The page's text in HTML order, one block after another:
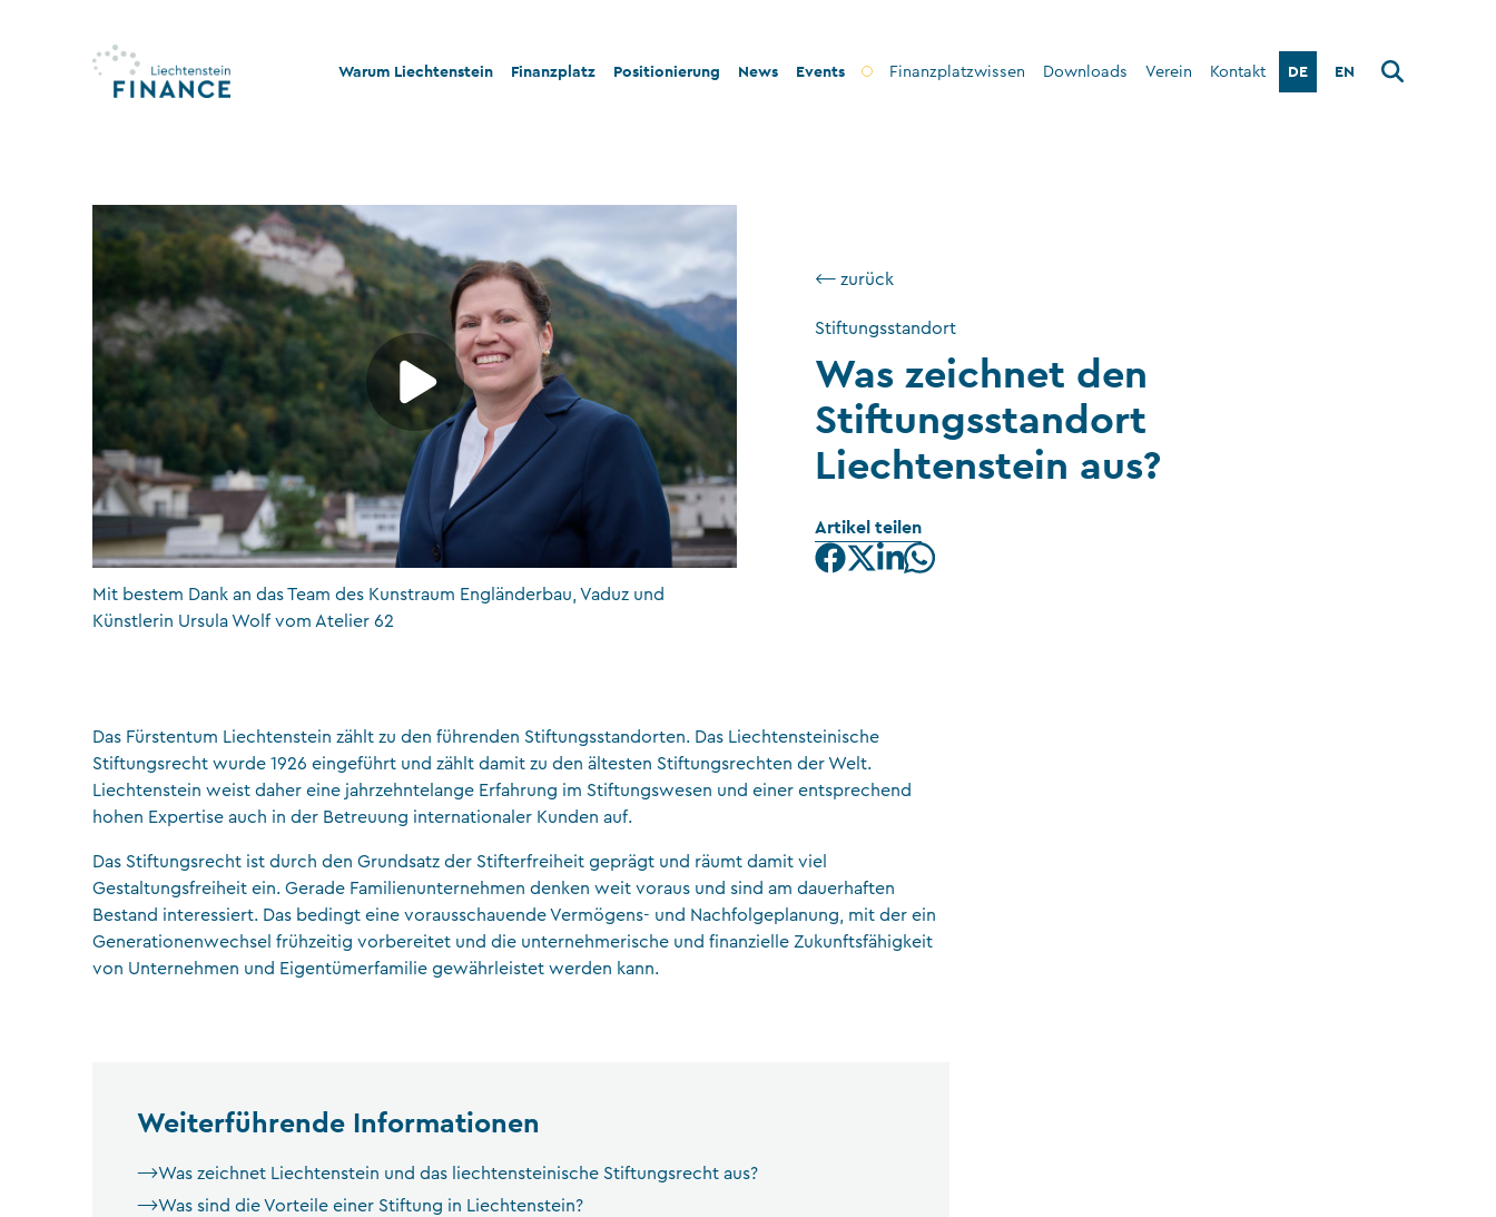
Warum Liechtenstein
Stabilität und Rechtssicherheit
Rechts- und Steuerkonformität
Nachhaltigkeit und Philanthropie
Stiftungswesen
Finanzplatz
Treuhandsektor
Vermögensverwaltung
Fondsplatz
Versicherungen
Gemeinnützige Stiftungen und Trusts
Wirtschaftsprüfung
VT-Dienstleistungen
Versicherungsvermittler
CFA Society Liechtenstein
Positionierung
Stabilität und Sicherheit
Konformität
Nachhaltigkeit
News Events Finanzplatzwissen Downloads Verein Kontakt DE EN
Mit bestem Dank an das Team des Kunstraum Engländerbau, Vaduz und
Künstlerin Ursula Wolf vom Atelier 62
⟵ zurück
Stiftungsstandort
Was zeichnet den
Stiftungsstandort
Liechtenstein aus?
Artikel teilen
Das Fürstentum Liechtenstein zählt zu den führenden Stiftungsstandorten. Das Liechtensteinische
Stiftungsrecht wurde 1926 eingeführt und zählt damit zu den ältesten Stiftungsrechten der Welt.
Liechtenstein weist daher eine jahrzehntelange Erfahrung im Stiftungswesen und einer entsprechend
hohen Expertise auch in der Betreuung internationaler Kunden auf.
Das Stiftungsrecht ist durch den Grundsatz der Stifterfreiheit geprägt und räumt damit viel
Gestaltungsfreiheit ein. Gerade Familienunternehmen denken weit voraus und sind am dauerhaften
Bestand interessiert. Das bedingt eine vorausschauende Vermögens- und Nachfolgeplanung, mit der ein
Generationenwechsel frühzeitig vorbereitet und die unternehmerische und finanzielle Zukunftsfähigkeit
von Unternehmen und Eigentümerfamilie gewährleistet werden kann.
Weiterführende Informationen
Was zeichnet Liechtenstein und das liechtensteinische Stiftungsrecht aus?
Was sind die Vorteile einer Stiftung in Liechtenstein?